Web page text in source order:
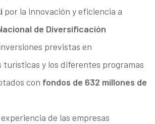
por la innovación y eficiencia a
de Diversificación
previstas en
y los diferentes programas
con fondos de 632 millones de
de las empresas